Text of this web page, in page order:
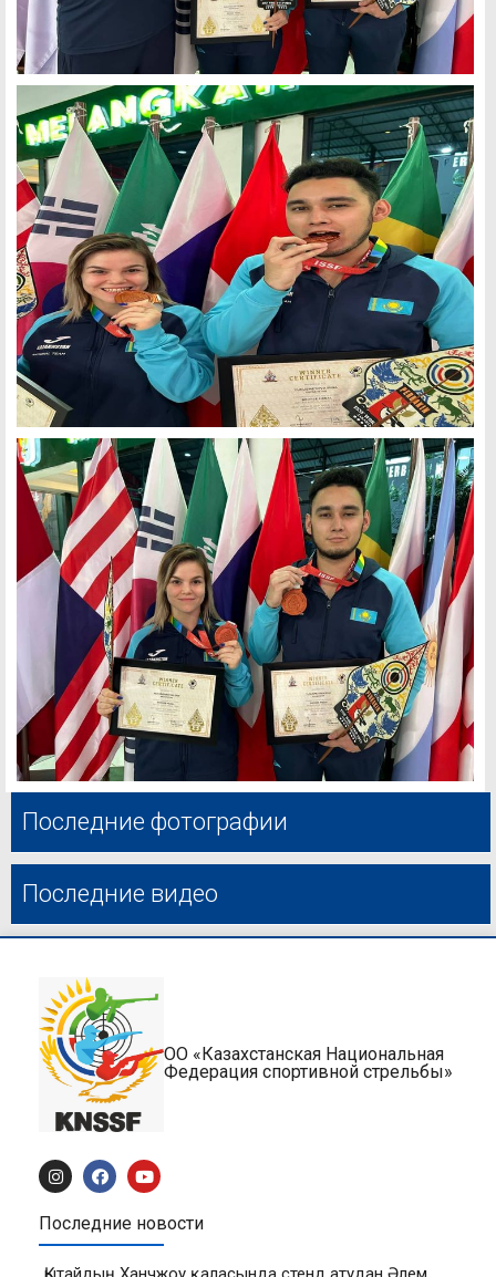
Последние фотографии
Последние видео
ОО «Казахстанская Национальная
Федерация спортивной стрельбы»
Последние новости